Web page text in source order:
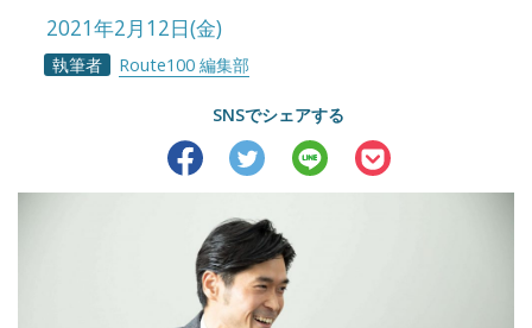
2021年2月12日(金)
執筆者 Route100 編集部
SNSでシェアする